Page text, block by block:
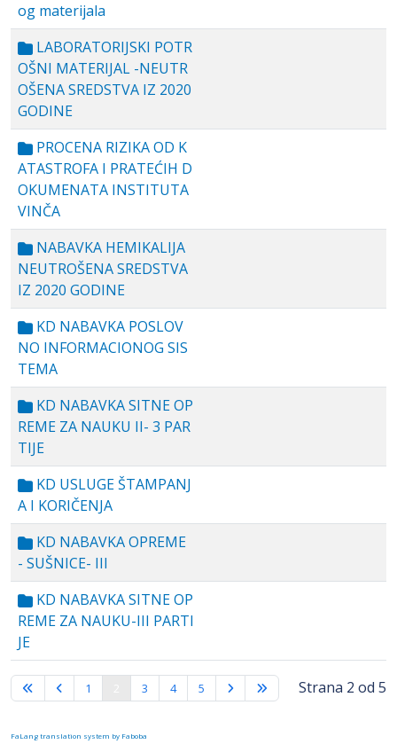
og materijala
LABORATORIJSKI POTR
OŠNI MATERIJAL -NEUTR
OŠENA SREDSTVA IZ 2020
GODINE
PROCENA RIZIKA OD K
ATASTROFA I PRATEĆIH D
OKUMENATA INSTITUTA
VINČA
NABAVKA HEMIKALIJA
NEUTROŠENA SREDSTVA
IZ 2020 GODINE
KD NABAVKA POSLOV
NO INFORMACIONOG SIS
TEMA
KD NABAVKA SITNE OP
REME ZA NAUKU II- 3 PAR
TIJE
KD USLUGE ŠTAMPANJ
A I KORIČENJA
KD NABAVKA OPREME
- SUŠNICE- III
KD NABAVKA SITNE OP
REME ZA NAUKU-III PARTI
JE
Strana 2 od 5
1 3 4 5
FaLang translation system by Faboba